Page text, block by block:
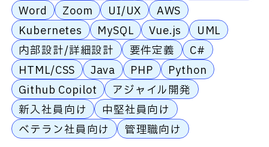
Word
Zoom UI/UX
AWS
Kubernetes
MySQL Vue.js
UML
内部設計/詳細設計
要件定義
C#
HTML/CSS
Java PHP
Python
Github Copilot
アジャイル開発
新入社員向け
中堅社員向け
ベテラン社員向け
管理職向け